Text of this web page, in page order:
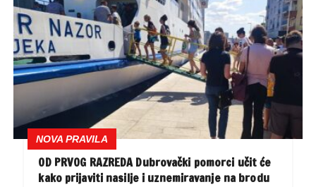
NOVA PRAVILA
OD PRVOG RAZREDA Dubrovački pomorci učit će
kako prijaviti nasilje i uznemiravanje na brodu